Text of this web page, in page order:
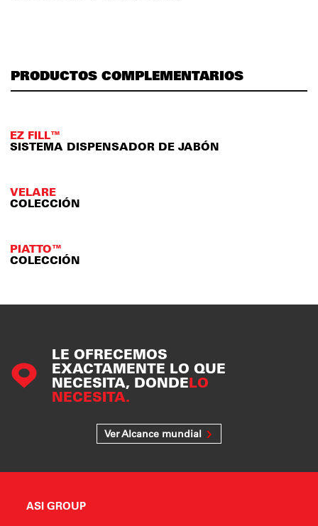
PRODUCTOS COMPLEMENTARIOS
EZ FILL™
SISTEMA DISPENSADOR DE JABÓN
VELARE
COLECCIÓN
PIATTO™
COLECCIÓN
LE OFRECEMOS
EXACTAMENTE LO QUE
NECESITA, DONDELO
NECESITA.
Ver Alcance mundial
ASI GROUP